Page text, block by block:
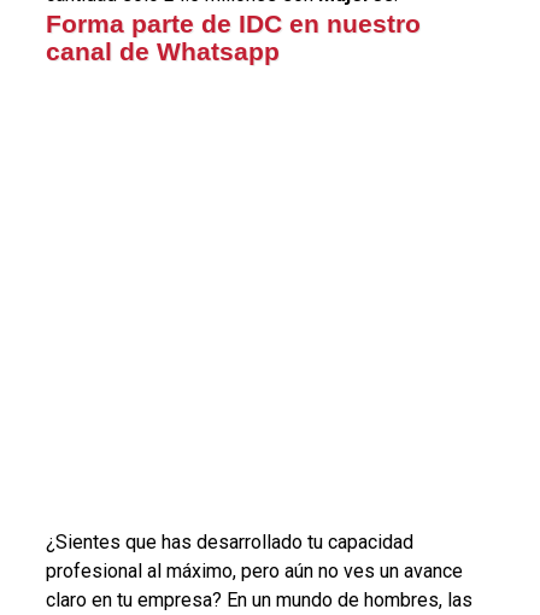
Forma parte de IDC en nuestro
canal de Whatsapp
¿Sientes que has desarrollado tu capacidad
profesional al máximo, pero aún no ves un avance
claro en tu empresa? En un mundo de hombres, las